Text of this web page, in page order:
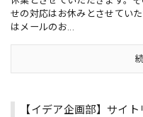
せの対応はお休みとさせてい
はメールのお...
【イデア企画部】サイト